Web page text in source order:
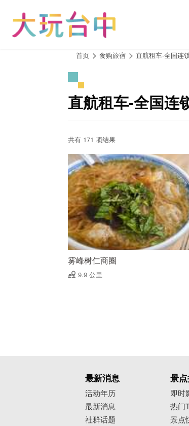
首页 食购旅宿 直航租车-全国连
直航租车-全国连
共有 171 项结果
雾峰树仁商圈
9.9 公里
最新消息
活动年历
最新消息
社群话题
景
即时
热门
景点